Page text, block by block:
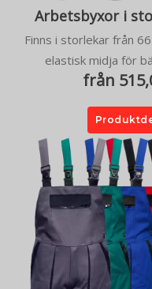
Arbetsbyxor i
Finns i storlekar från
elastisk midja för
från